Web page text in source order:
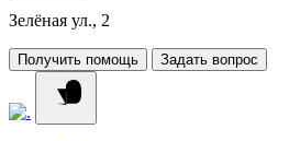
Зелёная ул., 2
Получить помощь Задать вопрос